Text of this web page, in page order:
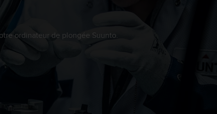
ordinateur de plongée Suunto.